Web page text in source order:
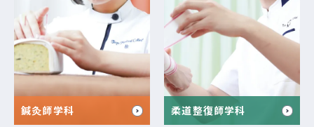
鍼灸師学科 柔道整復師学科